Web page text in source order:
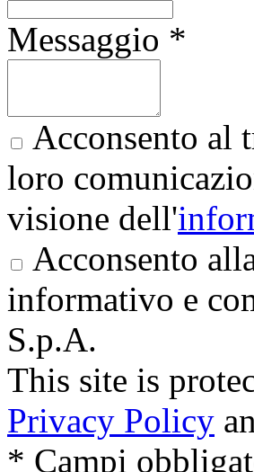
Messaggio *
Acconsento al
loro
visione dell'
Acconsento
informativo e
S.p.A.
This site is
Privacy Policy
* Campi